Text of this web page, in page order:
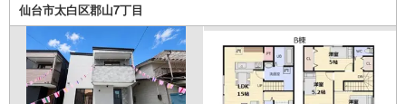
1.
＜豊富な不動産知識＞
戸建・マンション・土地…と種別を問わず不動産を取り扱っております。
さらに教育施設や商業施設、子育て環境や行政などの地域情報を総合し、
お客様により良い物件選びをしていただけるよう、しっかりとサポートさ
せていただきます。
仙台市太白区郡山7丁目